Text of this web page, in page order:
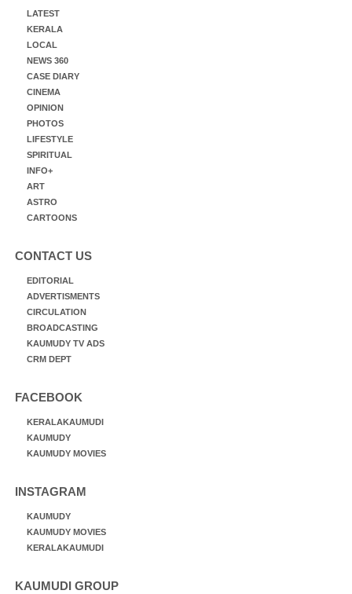
LATEST
KERALA
LOCAL
NEWS 360
CASE DIARY
CINEMA
OPINION
PHOTOS
LIFESTYLE
SPIRITUAL
INFO+
ART
ASTRO
CARTOONS
CONTACT US
EDITORIAL
ADVERTISMENTS
CIRCULATION
BROADCASTING
KAUMUDY TV ADS
CRM DEPT
FACEBOOK
KERALAKAUMUDI
KAUMUDY
KAUMUDY MOVIES
INSTAGRAM
KAUMUDY
KAUMUDY MOVIES
KERALAKAUMUDI
KAUMUDI GROUP